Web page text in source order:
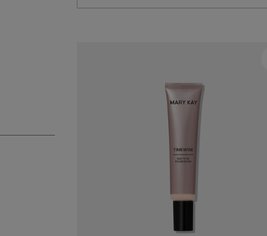
libre
et outils
ciblées
Beige
Bronze